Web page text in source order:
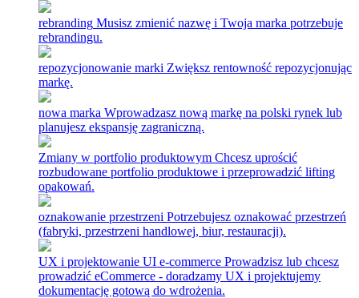
rebranding Musisz zmienić nazwę i Twoja marka potrzebuje
rebrandingu.
repozycjonowanie marki Zwiększ rentowność repozycjonując
markę.
nowa marka Wprowadzasz nową markę na polski rynek lub
planujesz ekspansję zagraniczną.
Zmiany w portfolio produktowym Chcesz uprościć
rozbudowane portfolio produktowe i przeprowadzić lifting
opakowań.
oznakowanie przestrzeni Potrzebujesz oznakować przestrzeń
(fabryki, przestrzeni handlowej, biur, restauracji).
UX i projektowanie UI e-commerce Prowadzisz lub chcesz
prowadzić eCommerce - doradzamy UX i projektujemy
dokumentację gotową do wdrożenia.